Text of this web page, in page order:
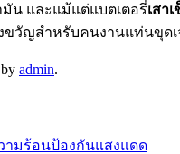
น และแม้แต่แบตเตอรี่เสา
วัญสำหรับคนงานแท่นขุด
by admin.
มร้อนป้องกันแสงแดด